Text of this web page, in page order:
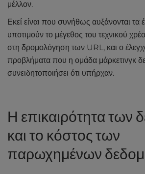
μέλλον.
Εκεί είναι που συνήθως αυξάνονται τα
υποτιμούν το μέγεθος του τεχνικού
στη δρομολόγηση των URL, και ο
προβλήματα που η ομάδα μάρκετινγκ
συνειδητοποιήσει ότι υπήρχαν.
Η επικαιρότητα των
και το κόστος των
παρωχημένων